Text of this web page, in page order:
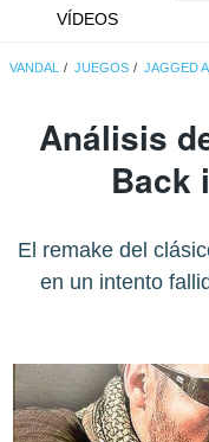
VÍDEOS
VANDAL JUEGOS JAGGED
Análisis
Back
El remake del
en un intento